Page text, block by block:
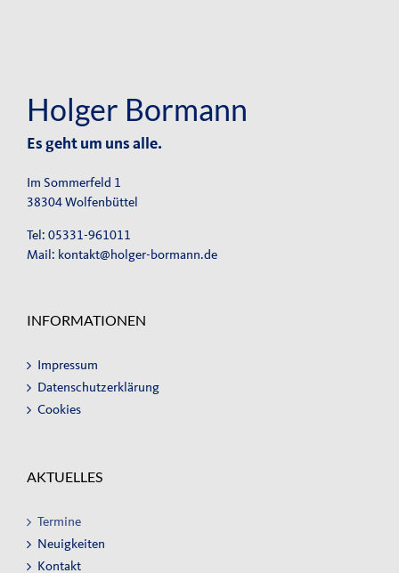
Holger Bormann
Es geht um uns alle.
Im Sommerfeld 1
38304 Wolfenbüttel
Tel: 05331-961011
Mail: kontakt@holger-bormann.de
INFORMATIONEN
Impressum
Datenschutzerklärung
Cookies
AKTUELLES
Termine
Neuigkeiten
Kontakt